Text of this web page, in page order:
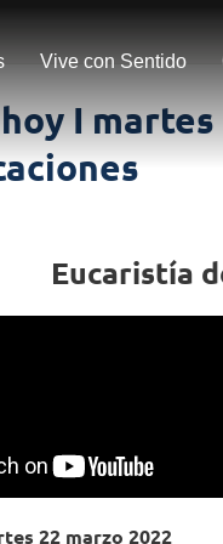
Vive con Sentido
I
Eucaristía
22 marzo 2022